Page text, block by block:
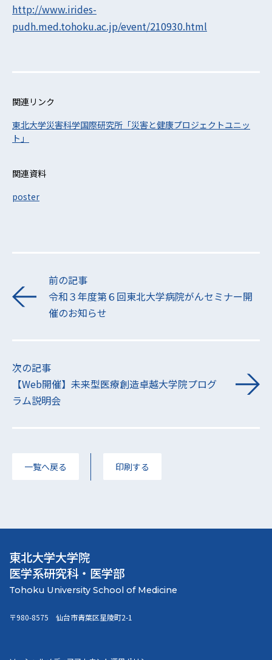
http://www.irides-
pudh.med.tohoku.ac.jp/event/210930.html
関連リンク
東北大学災害科学国際研究所「災害と健康プロジェクトユニッ
ト」
関連資料
poster
前の記事
令和３年度第６回東北大学病院がんセミナー開
催のお知らせ
次の記事
【Web開催】未来型医療創造卓越大学院プログ
ラム説明会
一覧へ戻る 印刷する
東北大学大学院
医学系研究科・医学部
〒980-8575 仙台市青葉区星陵町2-1